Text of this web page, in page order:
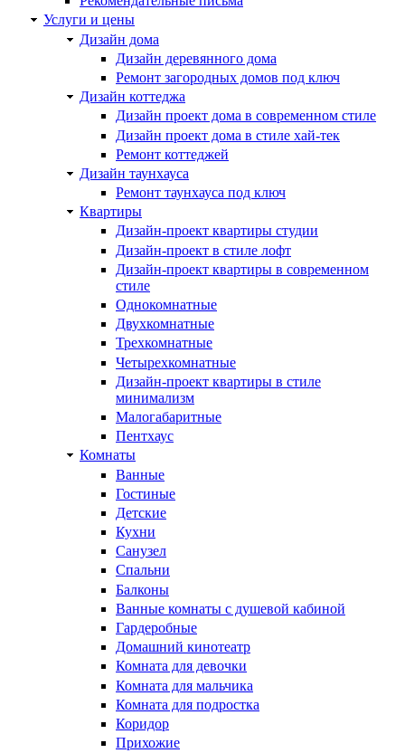
Услуги и цены
Дизайн дома
Дизайн деревянного дома
Ремонт загородных домов под ключ
Дизайн коттеджа
Дизайн проект дома в современном стиле
Дизайн проект дома в стиле хай-тек
Ремонт коттеджей
Дизайн таунхауса
Ремонт таунхауса под ключ
Квартиры
Дизайн-проект квартиры студии
Дизайн-проект в стиле лофт
Дизайн-проект квартиры в современном
стиле
Однокомнатные
Двухкомнатные
Трехкомнатные
Четырехкомнатные
Дизайн-проект квартиры в стиле
минимализм
Малогабаритные
Пентхаус
Комнаты
Ванные
Гостиные
Детские
Кухни
Санузел
Спальни
Балконы
Ванные комнаты с душевой кабиной
Гардеробные
Домашний кинотеатр
Комната для девочки
Комната для мальчика
Комната для подростка
Коридор
Прихожие